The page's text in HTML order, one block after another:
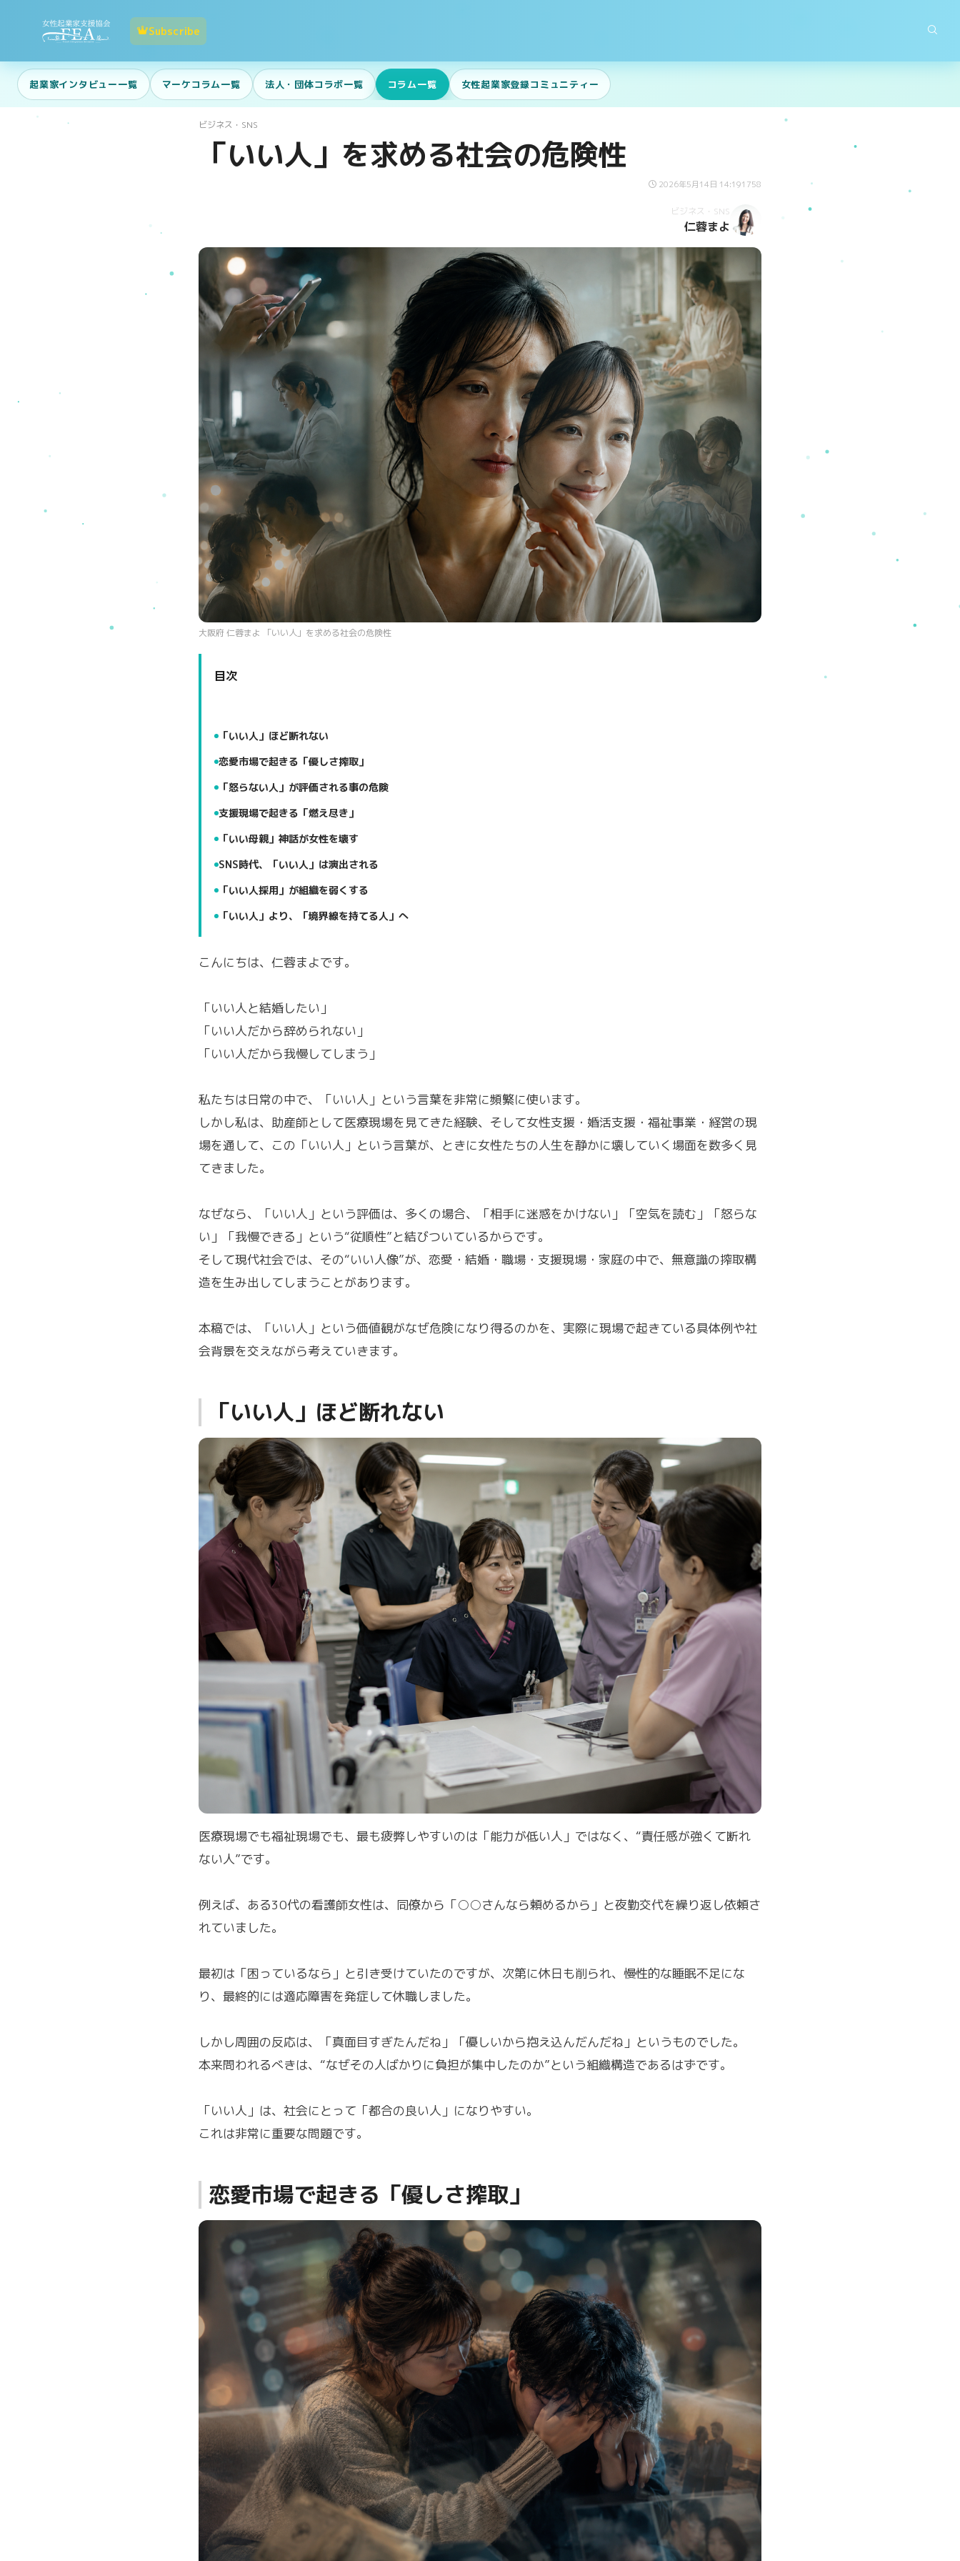
Subscribe
起業家インタビュー一覧 マーケコラム一覧 法人・団体コラボ一覧 コラム一覧 女性起業家登録コミュニティー
ビジネス・SNS
「いい人」を求める社会の危険性
2026年5月14日 14:191758
ビジネス・SNS
仁蓉まよ
大阪府 仁蓉まよ 「いい人」を求める社会の危険性
目次
「いい人」ほど断れない
恋愛市場で起きる「優しさ搾取」
「怒らない人」が評価される事の危険
支援現場で起きる「燃え尽き」
「いい母親」神話が女性を壊す
SNS時代、「いい人」は演出される
「いい人採用」が組織を弱くする
「いい人」より、「境界線を持てる人」へ
こんにちは、仁蓉まよです。
「いい人と結婚したい」
「いい人だから辞められない」
「いい人だから我慢してしまう」
私たちは日常の中で、「いい人」という言葉を非常に頻繁に使います。
しかし私は、助産師として医療現場を見てきた経験、そして女性支援・婚活支援・福祉事業・経営の現
場を通して、この「いい人」という言葉が、ときに女性たちの人生を静かに壊していく場面を数多く見
てきました。
なぜなら、「いい人」という評価は、多くの場合、「相手に迷惑をかけない」「空気を読む」「怒らな
い」「我慢できる」という“従順性”と結びついているからです。
そして現代社会では、その“いい人像”が、恋愛・結婚・職場・支援現場・家庭の中で、無意識の搾取構
造を生み出してしまうことがあります。
本稿では、「いい人」という価値観がなぜ危険になり得るのかを、実際に現場で起きている具体例や社
会背景を交えながら考えていきます。
「いい人」ほど断れない
医療現場でも福祉現場でも、最も疲弊しやすいのは「能力が低い人」ではなく、“責任感が強くて断れ
ない人”です。
例えば、ある30代の看護師女性は、同僚から「○○さんなら頼めるから」と夜勤交代を繰り返し依頼さ
れていました。
最初は「困っているなら」と引き受けていたのですが、次第に休日も削られ、慢性的な睡眠不足にな
り、最終的には適応障害を発症して休職しました。
しかし周囲の反応は、「真面目すぎたんだね」「優しいから抱え込んだんだね」というものでした。
本来問われるべきは、“なぜその人ばかりに負担が集中したのか”という組織構造であるはずです。
「いい人」は、社会にとって「都合の良い人」になりやすい。
これは非常に重要な問題です。
恋愛市場で起きる「優しさ搾取」